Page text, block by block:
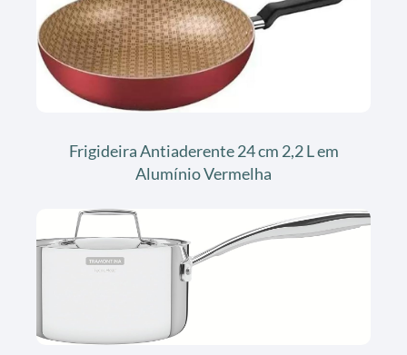
Frigideira Antiaderente 24 cm 2,2 L em
Alumínio Vermelha